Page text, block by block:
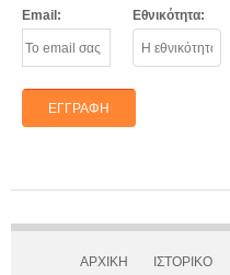
Email: Εθνικότητα:
ΑΡΧΙΚΗ ΙΣΤΟΡΙΚΟ